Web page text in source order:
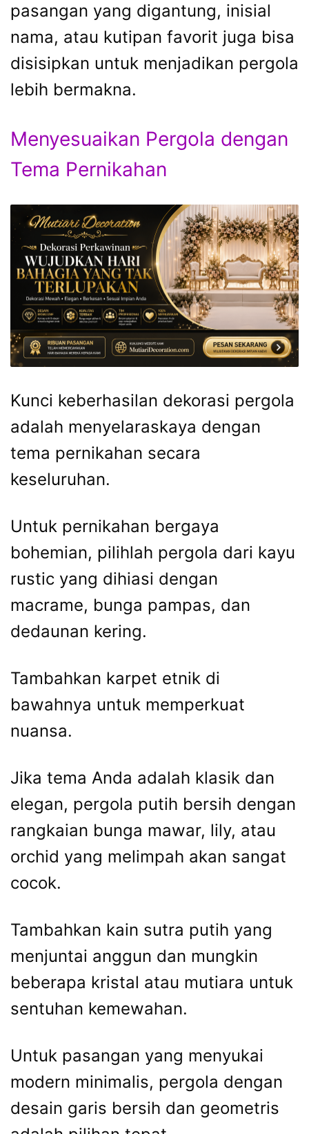
pasangan yang digantung, inisial
nama, atau kutipan favorit juga bisa
disisipkan untuk menjadikan pergola
lebih bermakna.
Menyesuaikan Pergola dengan
Tema Pernikahan
Kunci keberhasilan dekorasi pergola
adalah menyelaraskaya dengan
tema pernikahan secara
keseluruhan.
Untuk pernikahan bergaya
bohemian, pilihlah pergola dari kayu
rustic yang dihiasi dengan
macrame, bunga pampas, dan
dedaunan kering.
Tambahkan karpet etnik di
bawahnya untuk memperkuat
nuansa.
Jika tema Anda adalah klasik dan
elegan, pergola putih bersih dengan
rangkaian bunga mawar, lily, atau
orchid yang melimpah akan sangat
cocok.
Tambahkan kain sutra putih yang
menjuntai anggun dan mungkin
beberapa kristal atau mutiara untuk
sentuhan kemewahan.
Untuk pasangan yang menyukai
modern minimalis, pergola dengan
desain garis bersih dan geometris